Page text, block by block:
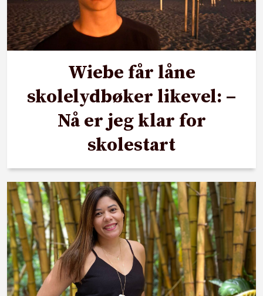
Wiebe får låne
skolelydbøker likevel: –
Nå er jeg klar for
skolestart